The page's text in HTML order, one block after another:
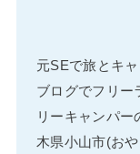
元SEで旅とキ
ブログでフリー
リーキャンパ
木県小山市(お